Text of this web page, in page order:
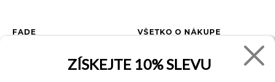
FADE
VŠETKO O NÁKUPE
Ako reklamovať tovar
ZÍSKEJTE 10% SLEVU